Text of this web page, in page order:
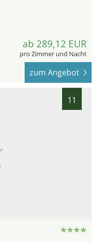
ab 289,12 EUR
pro Zimmer und Nacht
zum Angebot
11